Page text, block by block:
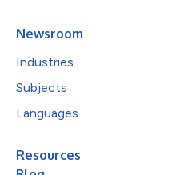
Newsroom
Industries
Subjects
Languages
Resources